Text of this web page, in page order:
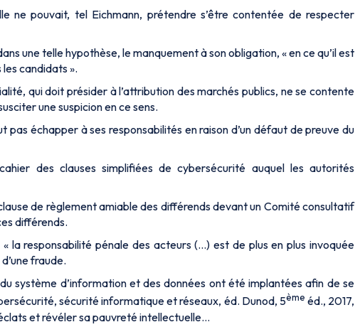
ne pouvait, tel Eichmann, prétendre s’être contentée de respecter
une telle hypothèse, le manquement à son obligation, « en ce qu’il est
candidats ».
qui doit présider à l’attribution des marchés publics, ne se contente
une suspicion en ce sens.
échapper à ses responsabilités en raison d’un défaut de preuve du
des clauses simplifiées de cybersécurité auquel les autorités
de règlement amiable des différends devant un Comité consultatif
différends.
la responsabilité pénale des acteurs (…) est de plus en plus invoquée
fraude.
système d’information et des données ont été implantées afin de se
sécurité informatique et réseaux, éd. Dunod, 5ème éd., 2017,
et révéler sa pauvreté intellectuelle…